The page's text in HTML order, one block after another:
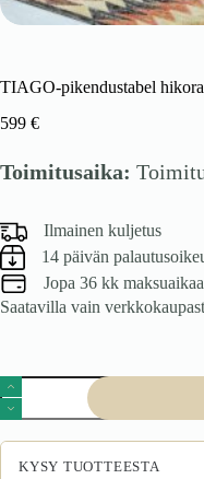
TIAGO-pikendustabel hikora
599 €
Toimitusaika:
Ilmainen kuljetus
14 päivän
Jopa 36 kk maksuaikaa
Saatavilla vain
TIAGO-
pikendustabel
hikora
tammes.
määräKYSY TUOTTEESTA